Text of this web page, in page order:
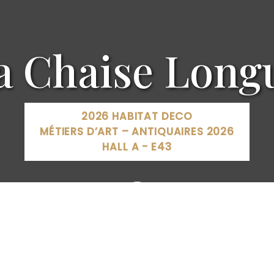
Chaise
2026 HABITAT DECO
MÉTIERS D’ART – ANTIQUAIRES 2026
HALL A - E43